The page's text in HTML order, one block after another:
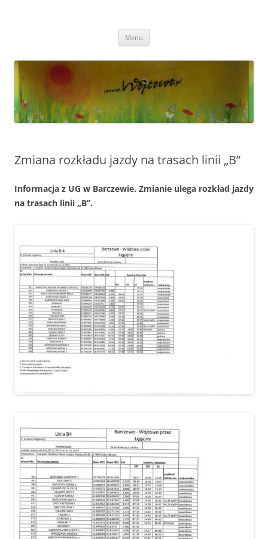
Menu
Zmiana rozkładu jazdy na trasach linii „B”
Informacja z UG w Barczewie. Zmianie ulega rozkład jazdy
na trasach linii „B”.